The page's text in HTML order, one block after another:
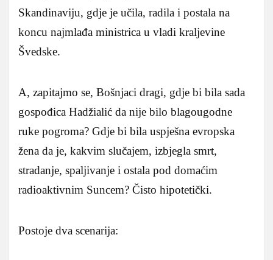
Skandinaviju, gdje je učila, radila i postala na
koncu najmlađa ministrica u vladi kraljevine
Švedske.
A, zapitajmo se, Bošnjaci dragi, gdje bi bila sada
gospođica Hadžialić da nije bilo blagougodne
ruke pogroma? Gdje bi bila uspješna evropska
žena da je, kakvim slučajem, izbjegla smrt,
stradanje, spaljivanje i ostala pod domaćim
radioaktivnim Suncem? Čisto hipotetički.
Postoje dva scenarija: